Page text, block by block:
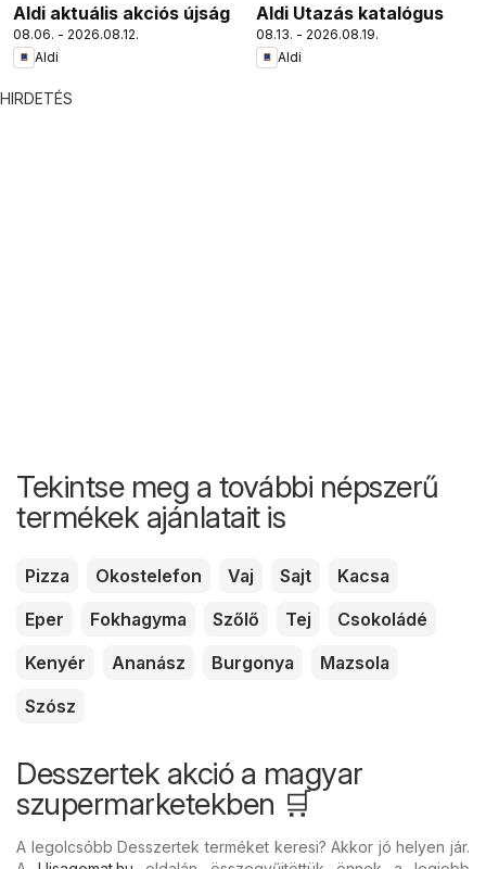
Aldi aktuális akciós újság
08.06. - 2026.08.12.
Aldi
Aldi Utazás katalógus
08.13. - 2026.08.19.
Aldi
HIRDETÉS
Tekintse meg a további népszerű
termékek ajánlatait is
Pizza Okostelefon Vaj Sajt
Kacsa
Eper
Fokhagyma Szőlő Tej
Csokoládé
Kenyér
Ananász Burgonya
Mazsola
Szósz
Desszertek akció a magyar
szupermarketekben 🛒
A legolcsóbb Desszertek terméket keresi? Akkor jó helyen jár.